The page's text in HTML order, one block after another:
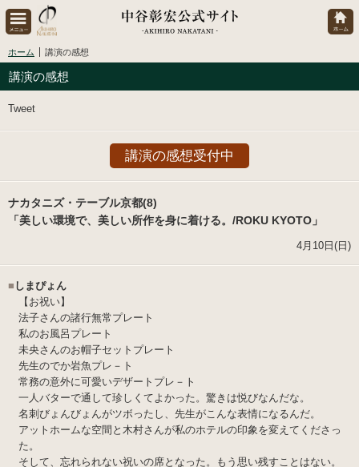
ホーム 講演の感想
講演の感想
Tweet
講演の感想受付中
ナカタニズ・テーブル京都(8)
「美しい環境で、美しい所作を身に着ける。/ROKU KYOTO」
4月10日(日)
■ しまぴょん
【お祝い】
法子さんの諸行無常プレート
私のお風呂プレート
未央さんのお帽子セットプレート
先生のでか岩魚プレ－ト
常務の意外に可愛いデザートプレ－ト
一人バターで通して珍しくてよかった。驚きは悦びなんだな。
名刺びょんびょんがツボったし、先生がこんな表情になるんだ。
アットホームな空間と木村さんが私のホテルの印象を変えてくださっ
た。
そして、忘れられない祝いの席となった。もう思い残すことはない。